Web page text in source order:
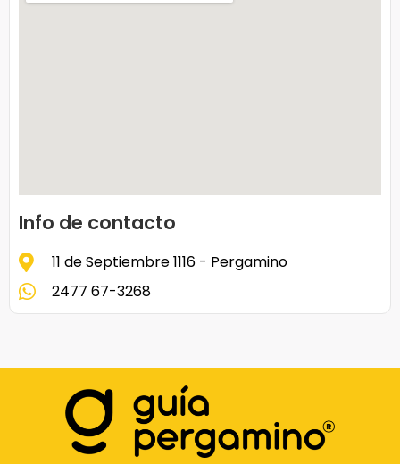
Info de contacto
11 de Septiembre 1116 - Pergamino
2477 67-3268